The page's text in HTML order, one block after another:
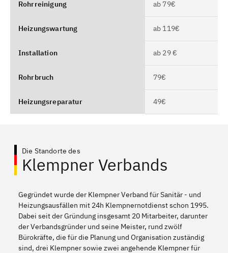
Rohrreinigung ab 79€
Heizungswartung ab 119€
Installation ab 29 €
Rohrbruch 79€
Heizungsreparatur 49€
Die Standorte des
Klempner Verbands
Gegründet wurde der Klempner Verband für Sanitär - und
Heizungsausfällen mit 24h Klempnernotdienst schon 1995.
Dabei seit der Gründung insgesamt 20 Mitarbeiter, darunter
der Verbandsgründer und seine Meister, rund zwölf
Bürokräfte, die für die Planung und Organisation zuständig
sind, drei Klempner sowie zwei angehende Klempner für